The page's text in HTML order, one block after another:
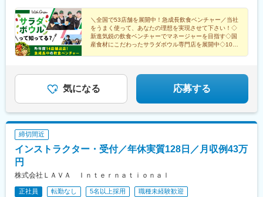
崎駅、長堀橋駅、五条駅(京都市営)、三ノ宮駅、ハーバーランド駅
ンロード名古屋ユニモール名古屋栄セントラルパーク京都京都ラ
クエ四条烏丸京都高島屋S.C.大阪エキマルシェ大阪大丸梅田ホワ
イティ梅田クリスタ長堀ディアモール大阪兵庫神戸さんちか阪急
西宮ガーデンズ岡山岡山一番街店広島ミナモア広島店福岡アミュ
プラザ博多天神地下街ONE FUKUOKA BLDG.
山おおたかの森駅、栄駅(愛知県)、名鉄名古屋駅、国際センター
駅、久屋大通駅、四条駅(京都市営)、京都河原町駅、東梅田駅、大
阪駅、長堀橋駅、神戸三宮駅(阪急・神戸高速)、西宮北口駅、岡山
駅、広島駅、博多駅、西鉄福岡駅、天神駅、牛込神楽坂駅、新宿
駅(東京メトロ)、新宿西口駅、三田駅(東京都)、乃木坂駅、内幸町
京都)、井の頭公園駅、立川北駅、神奈川駅、新高島駅、京急川崎
駅、栄町駅(愛知県)、近鉄名古屋駅、烏丸駅、祇園四条駅、梅田駅
(地下鉄)、心斎橋駅、大阪梅田駅(阪神線)、神戸三宮駅(阪神)、岡
都)、奥沢駅、水道橋駅、立川南駅、高島町駅、矢場町駅、名古屋
駅、烏丸御池駅、三条駅(京都府)、大阪梅田駅(阪急線)、堺筋本町
駅、三宮駅(神戸市営)、西川緑道公園駅、猿猴橋町駅、天神南駅
＼全国で53店舗を展開中！急成長飲食ベンチャー／当社
をうまく使って、あなたの理想を実現させて下さい！◇
新進気鋭の飲食ベンチャーでマネージャーを目指す◇国
産食材にこだわったサラダボウル専門店を展開中◇100
気になる 応募する
締切間近
インストラクター・受付／年休実質128日／月収例43万
円
株式会社ＬＡＶＡ Ｉｎｔｅｒｎａｔｉｏｎａｌ
正社員 転勤なし 5名以上採用 職種未経験歓迎